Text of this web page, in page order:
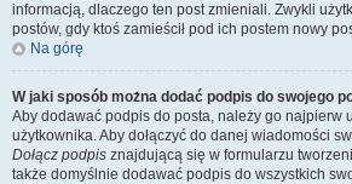
informacją, dlaczego ten post zmieniali. Zwykli
postów, gdy ktoś zamieścił pod ich postem nowy
Na górę
W jaki sposób można dodać podpis do swojego
Aby dodawać podpis do posta, należy go najpierw
użytkownika. Aby dołączyć do danej wiadomości
Dołącz podpis znajdującą się w formularzu
także domyślnie dodawać podpis do wszystkich